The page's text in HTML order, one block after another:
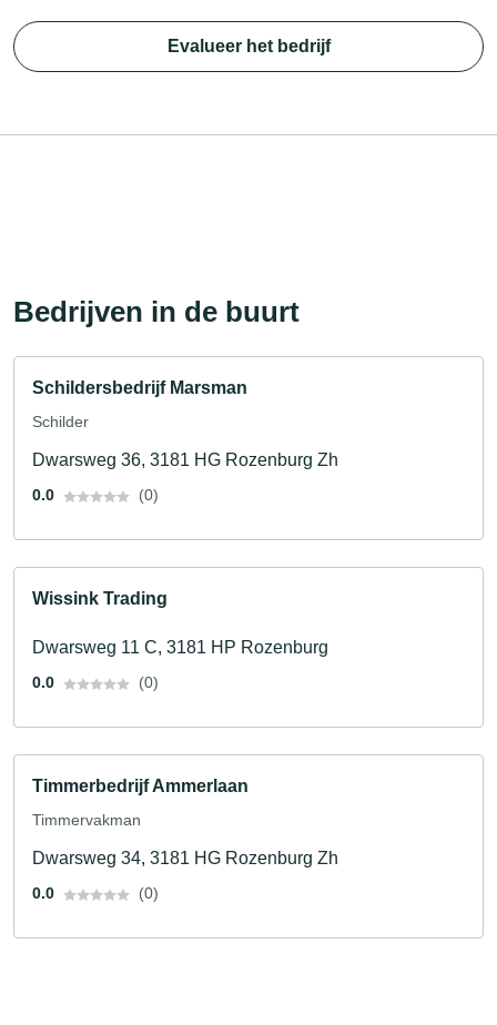
Evalueer het bedrijf
Bedrijven in de buurt
Schildersbedrijf Marsman
Schilder
Dwarsweg 36, 3181 HG Rozenburg Zh
0.0 (0)
Wissink Trading
Dwarsweg 11 C, 3181 HP Rozenburg
0.0 (0)
Timmerbedrijf Ammerlaan
Timmervakman
Dwarsweg 34, 3181 HG Rozenburg Zh
0.0 (0)